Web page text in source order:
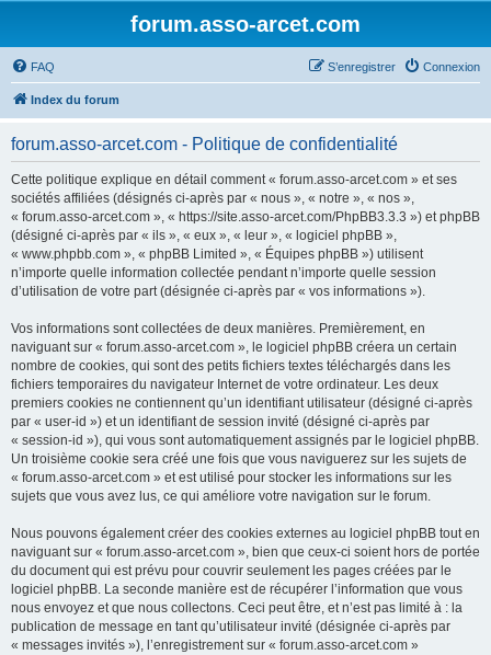
forum.asso-arcet.com
FAQ Connexion
S’enregistrer
Index du forum
forum.asso-arcet.com - Politique de confidentialité
Cette politique explique en détail comment « forum.asso-arcet.com » et ses
sociétés affiliées (désignés ci-après par « nous », « notre », « nos »,
« forum.asso-arcet.com », « https://site.asso-arcet.com/PhpBB3.3.3 ») et phpBB
(désigné ci-après par « ils », « eux », « leur », « logiciel phpBB »,
« www.phpbb.com », « phpBB Limited », « Équipes phpBB ») utilisent
n’importe quelle information collectée pendant n’importe quelle session
d’utilisation de votre part (désignée ci-après par « vos informations »).
Vos informations sont collectées de deux manières. Premièrement, en
naviguant sur « forum.asso-arcet.com », le logiciel phpBB créera un certain
nombre de cookies, qui sont des petits fichiers textes téléchargés dans les
fichiers temporaires du navigateur Internet de votre ordinateur. Les deux
premiers cookies ne contiennent qu’un identifiant utilisateur (désigné ci-après
par « user-id ») et un identifiant de session invité (désigné ci-après par
« session-id »), qui vous sont automatiquement assignés par le logiciel phpBB.
Un troisième cookie sera créé une fois que vous naviguerez sur les sujets de
« forum.asso-arcet.com » et est utilisé pour stocker les informations sur les
sujets que vous avez lus, ce qui améliore votre navigation sur le forum.
Nous pouvons également créer des cookies externes au logiciel phpBB tout en
naviguant sur « forum.asso-arcet.com », bien que ceux-ci soient hors de portée
du document qui est prévu pour couvrir seulement les pages créées par le
logiciel phpBB. La seconde manière est de récupérer l’information que vous
nous envoyez et que nous collectons. Ceci peut être, et n’est pas limité à : la
publication de message en tant qu’utilisateur invité (désignée ci-après par
« messages invités »), l’enregistrement sur « forum.asso-arcet.com »